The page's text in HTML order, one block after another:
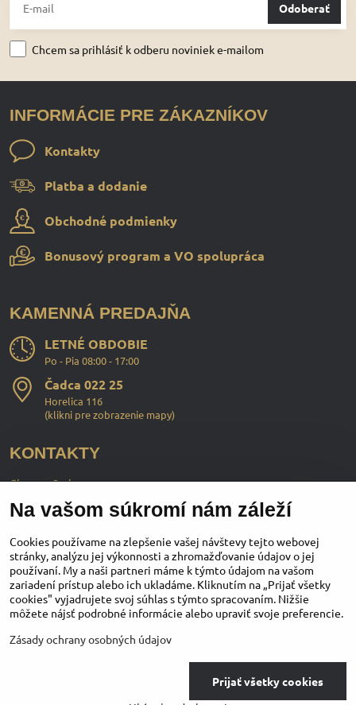
Odoberať
Chcem sa prihlásiť k odberu noviniek e-mailom
INFORMÁCIE PRE ZÁKAZNÍKOV
Kontakty
Platba a dodanie
Obchodné podmienky
Bonusový program a VO spolupráca
KAMENNÁ PREDAJŇA
LETNÉ OBDOBIE
Po - Pia 08:00 - 17:00
Čadca 022 25
Horelica 116
(klikni pre zobrazenie mapy)
KONTAKTY
ChopperStyle s.r.o.
Ing. Martin Murčo
+421 911 364 555
obchod​@chopperstyle​.sk
Instagram Facebook
Copyright
Zásady ochrany osobných údajov
Na vašom súkromí nám záleží
Cookies používame na zlepšenie vašej návštevy tejto webovej
stránky, analýzu jej výkonnosti a zhromažďovanie údajov o jej
používaní. My a naši partneri máme k týmto údajom na vašom
zariadení prístup alebo ich ukladáme. Kliknutím na „Prijať všetky
cookies" vyjadrujete svoj súhlas s týmto spracovaním. Nižšie
môžete nájsť podrobné informácie alebo upraviť svoje preferencie.
Zásady ochrany osobných údajov
Prijať všetky cookies